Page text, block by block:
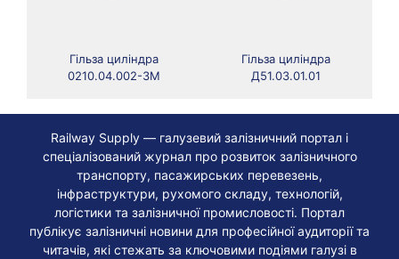
Гільза циліндра
0210.04.002-3М
Гільза циліндра
Д51.03.01.01
Railway Supply — галузевий залізничний портал і
спеціалізований журнал про розвиток залізничного
транспорту, пасажирських перевезень,
інфраструктури, рухомого складу, технологій,
логістики та залізничної промисловості. Портал
публікує залізничні новини для професійної аудиторії та
читачів, які стежать за ключовими подіями галузі в